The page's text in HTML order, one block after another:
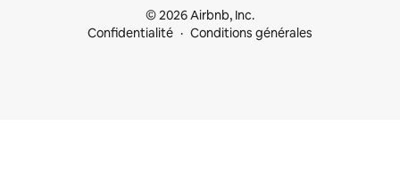
© 2026 Airbnb, Inc.
Confidentialité
Conditions générales